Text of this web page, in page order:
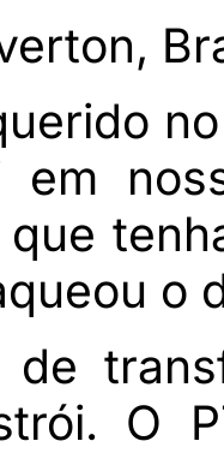
em
o
de
O